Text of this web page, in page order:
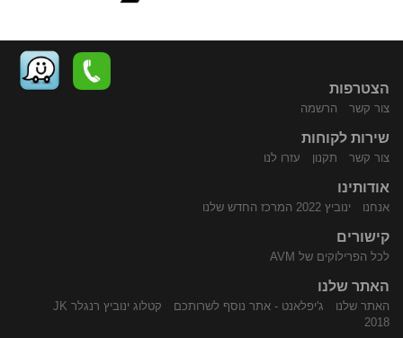
הצטרפות
צור קשר הרשמה
שירות לקוחות
צור קשר תקנון עזרו לנו
אודותינו
אנחנו ינוביץ 2022 המרכז החדש שלנו
קישורים
לכל הפרילוקים של AVM
האתר שלנו
האתר שלנו ג'יפלאנט - אתר נוסף לשרותכם
קטלוג ינוביץ רנגלר JK
2018